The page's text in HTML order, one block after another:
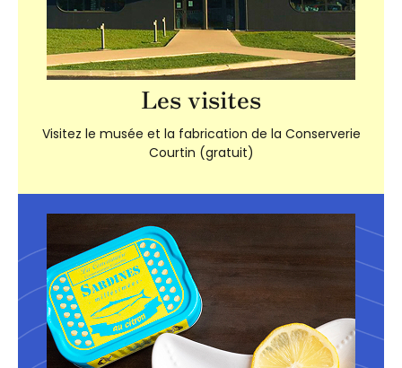
Les visites
Visitez le musée et la fabrication de la Conserverie
Courtin (gratuit)